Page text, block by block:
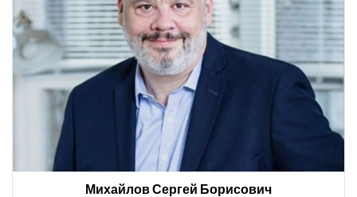
Михайлов Сергей Борисович